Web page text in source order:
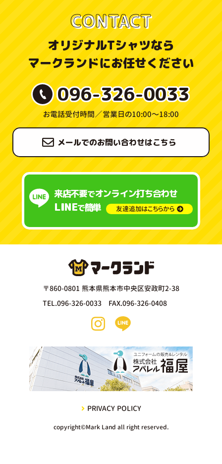
CONTACT
オリジナルTシャツなら
マークランドにお任せください
096-326-0033
お電話受付時間／営業日の10:00〜18:00
メールでのお問い合わせはこちら
来店不要でオンライン打ち合わせ
LINEで簡単 友達追加はこちらから
〒860-0801 熊本県熊本市中央区安政町2-38
TEL.096-326-0033 FAX.096-326-0408
PRIVACY POLICY
copyright©Mark Land all right reserved.